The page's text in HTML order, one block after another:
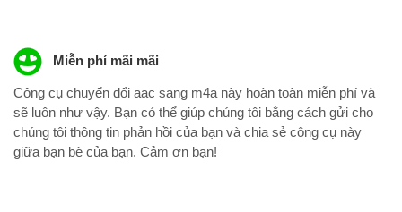
Miễn phí mãi mãi
Công cụ chuyển đổi aac sang m4a này hoàn toàn miễn phí và
sẽ luôn như vậy. Bạn có thể giúp chúng tôi bằng cách gửi cho
chúng tôi thông tin phản hồi của bạn và chia sẻ công cụ này
giữa bạn bè của bạn. Cảm ơn bạn!